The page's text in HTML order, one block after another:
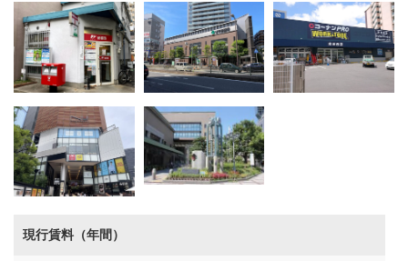
現行賃料（年間）